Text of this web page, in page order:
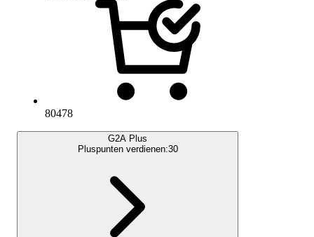
80478
G2A Plus
Pluspunten verdienen:30